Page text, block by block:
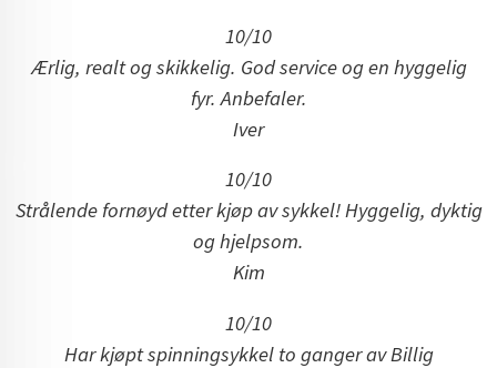
10/10
Ærlig, realt og skikkelig. God service og en hyggelig
fyr. Anbefaler.
Iver
10/10
Strålende fornøyd etter kjøp av sykkel! Hyggelig, dyktig
og hjelpsom.
Kim
10/10
Har kjøpt spinningsykkel to ganger av Billig